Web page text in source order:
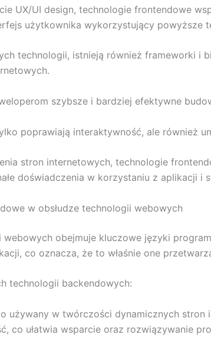
UX/UI design, technologie frontendowe
użytkownika wykorzystujący powyższe
technologii, istnieją również frameworki i
szybsze i bardziej efektywne
poprawiają interaktywność, ale również
stron internetowych, technologie
doświadczenia w korzystaniu z aplikacji i
w obsłudze technologii webowych
webowych obejmuje kluczowe języki
co oznacza, że to właśnie one
technologii backendowych:
używany w twórczości dynamicznych
co ułatwia wsparcie oraz rozwiązywanie